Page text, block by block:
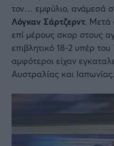
τον… εμφύλιο, ανάμεσά
Λόγκαν Σάρτζερντ. Μετά
επί μέρους σκορ στους
επιβλητικό 18-2 υπέρ
αμφότεροι είχαν
Αυστραλίας και Ιαπωνίας.